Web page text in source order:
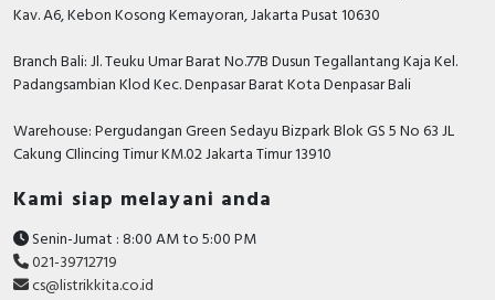
Kav. A6, Kebon Kosong Kemayoran, Jakarta Pusat 10630
Branch Bali: Jl. Teuku Umar Barat No.77B Dusun Tegallantang Kaja Kel.
Padangsambian Klod Kec. Denpasar Barat Kota Denpasar Bali
Warehouse: Pergudangan Green Sedayu Bizpark Blok GS 5 No 63 JL
Cakung CIlincing Timur KM.02 Jakarta Timur 13910
Kami siap melayani anda
Senin-Jumat : 8:00 AM to 5:00 PM
021-39712719
cs@listrikkita.co.id